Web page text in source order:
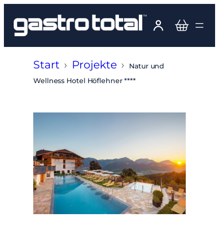
Inhalt
springen
Start › Projekte ›
Natur und
Wellness Hotel Höflehner ****